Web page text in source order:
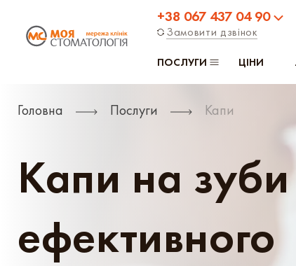
+38 067 437 04 90
Замовити дзвінок
ПОСЛУГИ ЦІНИ
Головна Послуги Капи
Капи на
ефективного